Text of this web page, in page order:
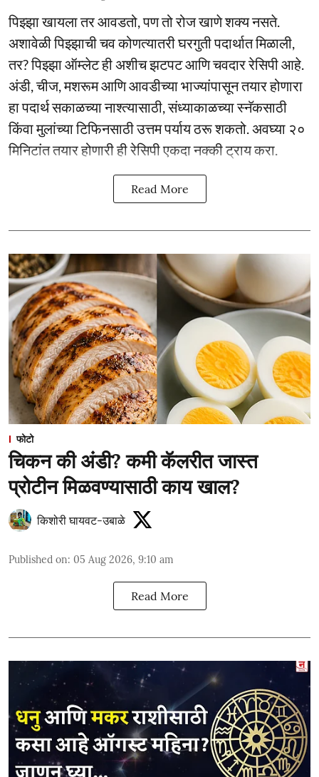
पिझ्झा खायला तर आवडतो, पण तो रोज खाणे शक्य नसते.
अशावेळी पिझ्झाची चव कोणत्यातरी घरगुती पदार्थात मिळाली,
तर? पिझ्झा ऑम्लेट ही अशीच झटपट आणि चवदार रेसिपी आहे.
अंडी, चीज, मशरूम आणि आवडीच्या भाज्यांपासून तयार होणारा
हा पदार्थ सकाळच्या नाश्त्यासाठी, संध्याकाळच्या स्नॅकसाठी
किंवा मुलांच्या टिफिनसाठी उत्तम पर्याय ठरू शकतो. अवघ्या २०
मिनिटांत तयार होणारी ही रेसिपी एकदा नक्की ट्राय करा.
Read More
फोटो
चिकन की अंडी? कमी कॅलरीत जास्त
प्रोटीन मिळवण्यासाठी काय खाल?
किशोरी घायवट-उबाळे
Published on: 05 Aug 2026, 9:10 am
Read More